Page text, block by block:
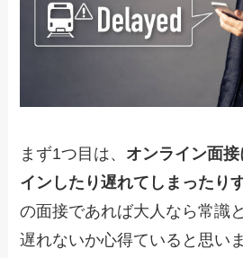
まず1つ目は、 オンライン面
インしたり遅れてしまったり
の面接であれば大人なら常識
遅れないか心得ていると思い